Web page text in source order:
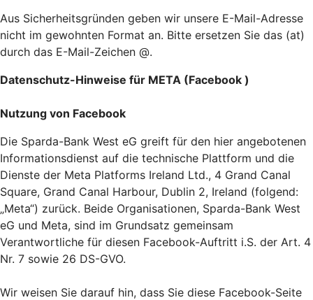
Aus Sicherheitsgründen geben wir unsere E-Mail-Adresse
nicht im gewohnten Format an. Bitte ersetzen Sie das (at)
durch das E-Mail-Zeichen @.
Datenschutz-Hinweise für META (Facebook )
Nutzung von Facebook
Die Sparda-Bank West eG greift für den hier angebotenen
Informationsdienst auf die technische Plattform und die
Dienste der Meta Platforms Ireland Ltd., 4 Grand Canal
Square, Grand Canal Harbour, Dublin 2, Ireland (folgend:
„Meta“) zurück. Beide Organisationen, Sparda-Bank West
eG und Meta, sind im Grundsatz gemeinsam
Verantwortliche für diesen Facebook-Auftritt i.S. der Art. 4
Nr. 7 sowie 26 DS-GVO.
Wir weisen Sie darauf hin, dass Sie diese Facebook-Seite